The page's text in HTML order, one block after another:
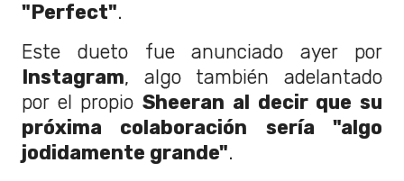
"Perfect".
Este dueto fue anunciado ayer por
Instagram, algo también adelantado
por el propioSheeran al decir que su
próxima colaboración sería "algo
jodidamente grande".